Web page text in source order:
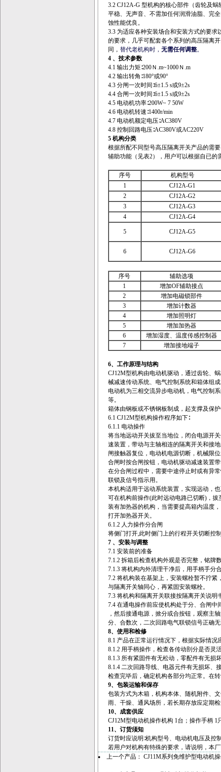
3.2 CJ12A-G 型机构的核心部件（齿轮及
平稳、无声音、不需加任何润滑油脂、完
蚀性能优良。
3.3 为适应各种安装场合和安装方式的要
的要求，几乎可配套各个系列的高压隔离
同， 替代老机构时， 无需任何调整。
4 、 技术参数
4.1 输出力矩∶200Ｎ.m~1000Ｎ.m
4.2 输出转角∶180°或90°
4.3 分闸一次时间∶6±1.5 s或9±2s
4.4 合闸一次时间∶6±1.5 s或9±2s
4.5 电动机功率∶200W~ 7 50W
4.6 电动机转速∶1400r/min
4.7 电动机额定电压∶AC380V
4.8 控制回路电压∶AC380V或AC220V
5 机构分类
根据所配不同型号高压隔离开关产品的需
辅助功能（见表2），用户可以根据自已
序号
机构型号
1
CJ12A-G1
2
CJ12A-G2
3
CJ12A-G3
4
CJ12A-G4
5 CJ12A-G5
6 CJ12A-G6
序号
辅助选项
1
增加OF辅助接点
2
增加电磁锁部件
3
增加计数器
4
增加照明灯
5
增加加热器
6
增加湿度、温度传感控制器
7
增加接地端子
6、 工作原理与结构
CJ12M型机构由电动机驱动，通过齿轮、
械减速传动系统、电气控制系统和箱体组
电动机为三相交流异步电动机，电气控制
等。
箱体由钢板或不锈钢板制成，起支撑及保
6.1 CJ12M型机构操作程序如下∶
6.1.1 电动操作
将当地远动开关拔至当地位，闭合电源开
速装置，带动与主轴相连的隔离开关和接
闸接触器复位，电动机电源切断，机械限
合闸时按合闸按钮，电动机驱动减速装置
在分合闸过程中，需要中途停止时或有异
联锁及信号指示用。
本机构适用于远动系统装置，实现远动，
可在机构前操作(此时远动电路已切断)，
装有加热器的机构，当需要提高箱内温度
打开加热器开关。
6.1.2 人力操作分合闸
将侧门打开,此时侧门上的行程开关切断控
7 、 安装与调整
7.1 安装前的准备
7.1.2 拆箱后检查机构外观是否完整，铭牌
7.1.3 将机构内外清理干净后，用手柄手分
7.2 将机构装在基架上，安装螺栓暂不拧紧
与隔离开关轴同心，再紧固安装螺栓。
7.3 将机构和隔离开关联接按隔离开关说明
7.4 在通电操作前应使机构处于分、合闸中
，然后接通电源，掀分或合按钮，观察主
分、合数次，二次回路电气联锁信号正确
8、 使用和检修
8.1 产品在正常运行情况下，根据实际情况
8.1.2 用手柄操作，检查各传动剖分是否灵
8.1.3 所有紧固件有无松动，零配件有无损
8.1.4 二次回路导线、电器元件有无损坏、
检查完毕后，确定机构各部分均正常。在
9、 包装运输和保存
包装方式为木箱，机构本体、随机附件、
雨、干燥、通风场所，若长期存放应定期
10、 成套供应
CJ12M型电动机操作机构 1台；操作手柄
11、 订货须知
订货时应说明∶机构型号、电动机电压及控
若用户对机构有特殊的要求，请说明，本
上一个产品： CJ11M系列免维护型电动机